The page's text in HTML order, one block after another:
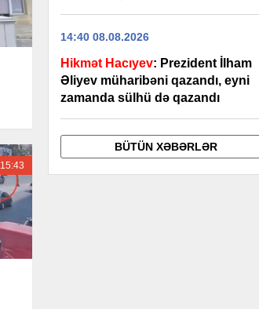
15:43
14:40 08.08.2026
Hikmət Hacıyev: Prezident İlham
Əliyev müharibəni qazandı, eyni
zamanda sülhü də qazandı
BÜTÜN XƏBƏRLƏR